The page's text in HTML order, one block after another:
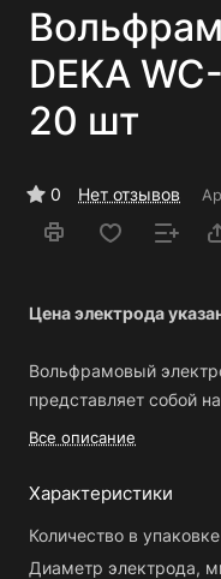
DEKA
20 шт
0 Нет отзывов
Цена электрода
Вольфрамовый
представляет собой
изготовленных из
DEKA WC-20:
Все описание
Характеристики
Количество в упаковке
Диаметр электрода,